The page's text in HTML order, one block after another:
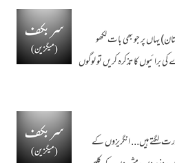
یہاں پر جو بھی بات لکھو
کا تذکرہ کریں تو لوگوں
لگتے ہیں... انگریزوں کے